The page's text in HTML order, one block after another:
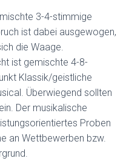
3-4-stimmige
ist dabei ausgewogen,
die Waage.
ist gemischte 4-8-
Klassik/geistliche
Überwiegend sollten
Der musikalische
Proben
an Wettbewerben bzw.